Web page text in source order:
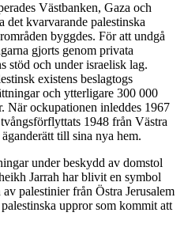
Västbanken, Gaza och
det kvarvarande palestinska
byggdes. För att undgå
gjorts genom privata
stöd och under israelisk lag.
existens beslagtogs
och ytterligare 300 000
När ockupationen inleddes 1967
1948 från Västra
till sina nya hem.
under beskydd av domstol
Jarrah har blivit en symbol
palestinier från Östra Jerusalem
uppror som kommit att